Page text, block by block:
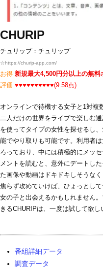
CHURIP
チュリップ：チュリップ
☆https://churip-app.com/
お得 新規最大4,500円分以上の無料
評価 ♥♥♥♥♥♥♥♥♥♥(9.58点)
オンラインで待機する女子と1対複
二人だけの世界をライブで楽しむ
を使ってタイプの女性を探せるし
能でやり取りも可能です。利用者
ろっており、中には積極的にメッ
メントを読むと、意外にデートし
た画像や動画はドキドキしそうな
焦らず攻めていけば、ひょっとし
女の子と出会えるかもしれません
きるCHURIPは、一度は試して欲し
番組詳細データ
調査データ